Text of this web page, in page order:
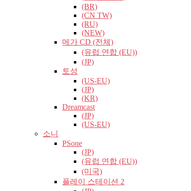
(BR)
(CN TW)
(RU)
(NEW)
메가 CD (전체)
(유럽​​ 연합 (EU))
(JP)
토성
(US-EU)
(JP)
(KR)
Dreamcast
(JP)
(US-EU)
소니
PSone
(JP)
(유럽​​ 연합 (EU))
(미국)
플레이 스테이션 2